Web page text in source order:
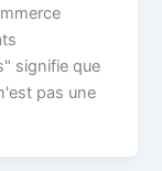
signifie que
pas une